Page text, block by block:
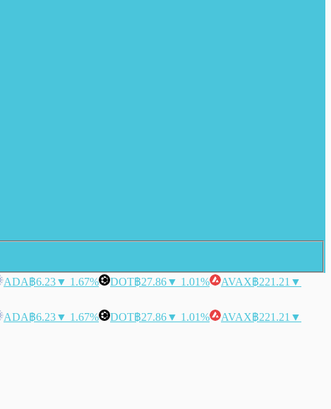
ADA฿6.23▼ 1.67% DOT฿27.86▼ 1.01% AVAX฿221.21 ▼
ADA฿6.23▼ 1.67% DOT฿27.86▼ 1.01% AVAX฿221.21 ▼